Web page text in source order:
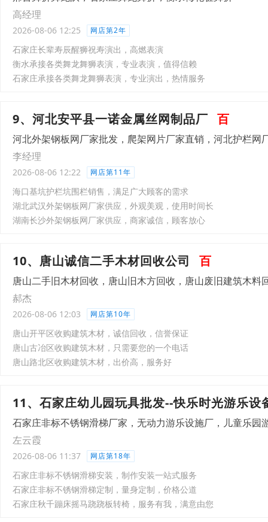
高经理
2026-08-06 12:25 网店第2年
石家庄长辈寿辰醒狮祝寿演出，高燃表演
衡水承接各类舞龙舞狮表演，专业表演，值得信赖
石家庄承接各类舞龙舞狮表演，专业演出，热情服务
9、河北安平县一诺金属丝网制品厂 百
河北外架钢板网厂家批发，爬架网片厂家直销，河北护栏网
李经理
2026-08-06 12:22 网店第11年
海口基坑护栏坑围栏销售，满足广大顾客的需求
湖北武汉外架钢板网厂家供应，外观美观，使用时间长
湖南长沙外架钢板网厂家供应，商家诚信，顾客放心
10、唐山诚信二手木材回收公司 百
唐山二手旧木材回收，唐山旧木方回收，唐山废旧建筑木料
郝杰
2026-08-06 12:03 网店第10年
唐山开平区收购建筑木材，诚信回收，信誉保证
唐山古冶区收购建筑木材，只需要您的一个电话
唐山路北区收购建筑木材，出价高，服务好
11、石家庄幼儿园玩具批发--快乐时光游乐设
石家庄非标不锈钢滑梯厂家，无动力游乐设施厂，儿童乐园
左云霞
2026-08-06 11:37 网店第18年
石家庄非标不锈钢滑梯安装，制作安装一站式服务
石家庄非标不锈钢滑梯定制，量身定制，价格公道
石家庄秋千蹦床摇马跷跷板转椅，服务有我，满意由您